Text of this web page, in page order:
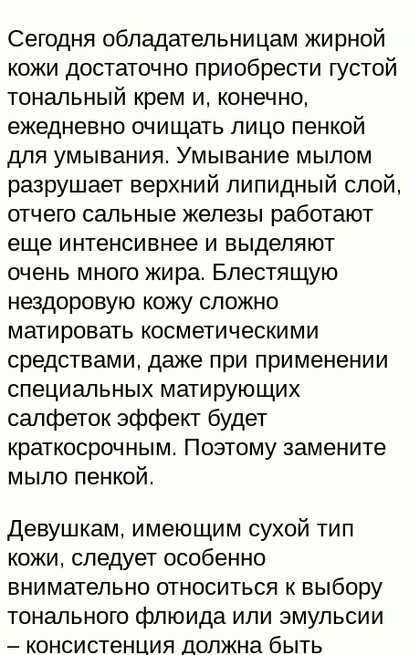
Сегодня обладательницам жирной
кожи достаточно приобрести густой
тональный крем и, конечно,
ежедневно очищать лицо пенкой
для умывания. Умывание мылом
разрушает верхний липидный слой,
отчего сальные железы работают
еще интенсивнее и выделяют
очень много жира. Блестящую
нездоровую кожу сложно
матировать косметическими
средствами, даже при применении
специальных матирующих
салфеток эффект будет
краткосрочным. Поэтому замените
мыло пенкой.
Девушкам, имеющим сухой тип
кожи, следует особенно
внимательно относиться к выбору
тонального флюида или эмульсии
– консистенция должна быть